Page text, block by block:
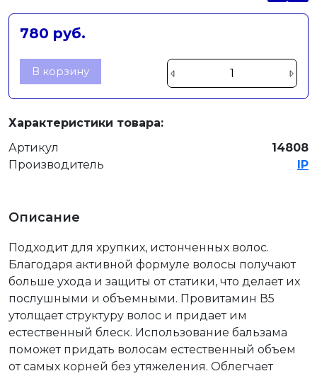
780 руб.
В корзину
Характеристики товара:
Артикул
14808
Производитель
IP
Описание
Подходит для хрупких, истонченных волос.
Благодаря активной формуле волосы получают
больше ухода и защиты от статики, что делает их
послушными и объемными. Провитамин В5
утолщает структуру волос и придает им
естественный блеск. Использование бальзама
поможет придать волосам естественный объем
от самых корней без утяжеления. Облегчает